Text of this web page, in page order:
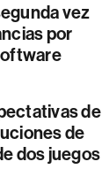
vez
por
de
de
dos juegos